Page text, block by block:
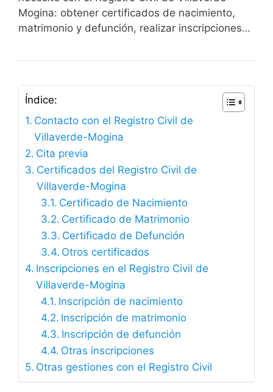
Mogina: obtener certificados de nacimiento,
matrimonio y defunción, realizar inscripciones…
Índice:
Contacto con el Registro Civil de
Villaverde-Mogina
Cita previa
Certificados del Registro Civil de
Villaverde-Mogina
Certificado de Nacimiento
Certificado de Matrimonio
Certificado de Defunción
Otros certificados
Inscripciones en el Registro Civil de
Villaverde-Mogina
Inscripción de nacimiento
Inscripción de matrimonio
Inscripción de defunción
Otras inscripciones
Otras gestiones con el Registro Civil